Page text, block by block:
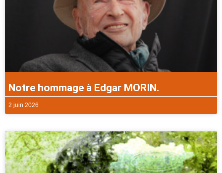
Notre hommage à Edgar MORIN.
2 juin 2026